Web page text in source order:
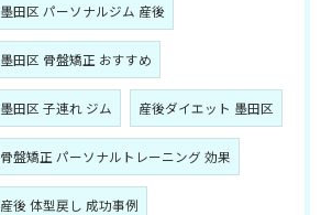
墨田区 パーソナルジム 産後
墨田区 骨盤矯正 おすすめ
墨田区 子連れ ジム 産後ダイエット 墨田区
骨盤矯正 パーソナルトレーニング 効果
産後 体型戻し 成功事例